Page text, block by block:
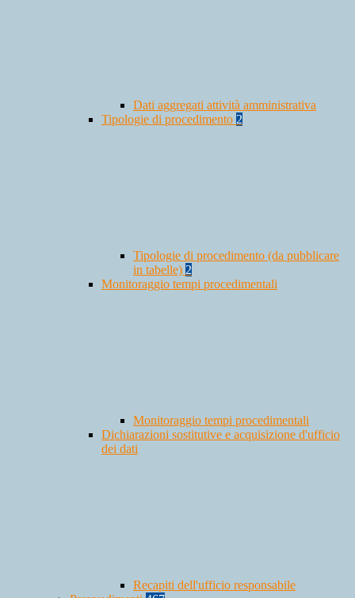
Dati aggregati attività amministrativa
Tipologie di procedimento 2
Tipologie di procedimento (da pubblicare
in tabelle) 2
Monitoraggio tempi procedimentali
Monitoraggio tempi procedimentali
Dichiarazioni sostitutive e acquisizione d'ufficio
dei dati
Recapiti dell'ufficio responsabile